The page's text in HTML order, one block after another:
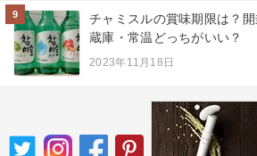
9
チャミスルの賞味期限は？
蔵庫・常温どっちがいい？
2023年11月18日